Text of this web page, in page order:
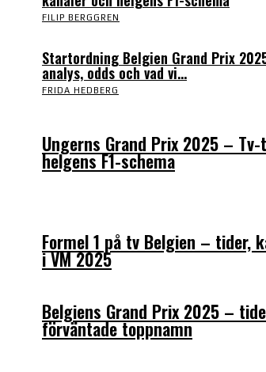
FILIP BERGGREN
Startordning Belgien Grand Prix
analys, odds och vad vi...
FRIDA HEDBERG
Ungerns Grand Prix 2025 –
helgens F1-schema
Formel 1 på tv Belgien – tider,
i VM 2025
Belgiens Grand Prix 2025 –
förväntade toppnamn